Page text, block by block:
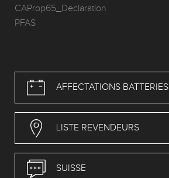
CAProp65_Declaration
PFAS
AFFECTATIONS BATTERIES
LISTE REVENDEURS
SUISSE